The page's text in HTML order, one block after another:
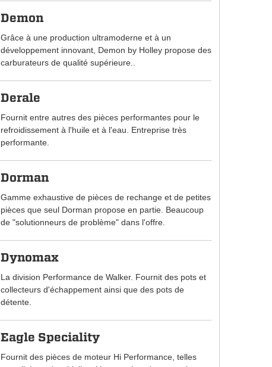
Demon
Grâce à une production ultramoderne et à un
développement innovant, Demon by Holley propose des
carburateurs de qualité supérieure..
Derale
Fournit entre autres des pièces performantes pour le
refroidissement à l'huile et à l'eau. Entreprise très
performante.
Dorman
Gamme exhaustive de pièces de rechange et de petites
pièces que seul Dorman propose en partie. Beaucoup
de "solutionneurs de problème" dans l'offre.
Dynomax
La division Performance de Walker. Fournit des pots et
collecteurs d'échappement ainsi que des pots de
détente.
Eagle Speciality
Fournit des pièces de moteur Hi Performance, telles